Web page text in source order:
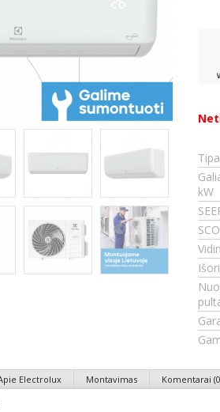
kW
Electrolux Montavimas Komentarai